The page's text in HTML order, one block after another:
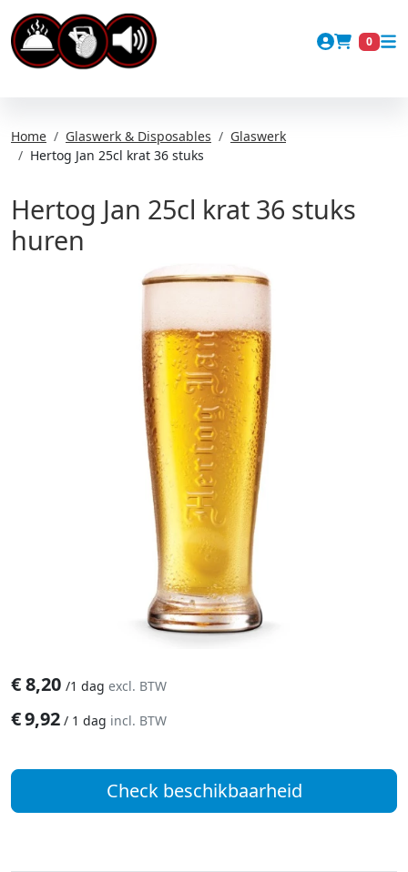
Account
0
Home Glaswerk & Disposables
Glaswerk
Hertog Jan 25cl krat 36 stuks
Hertog Jan 25cl krat 36 stuks
huren
€8,20 /1 dag excl. BTW
€9,92 / 1 dag incl. BTW
Check beschikbaarheid